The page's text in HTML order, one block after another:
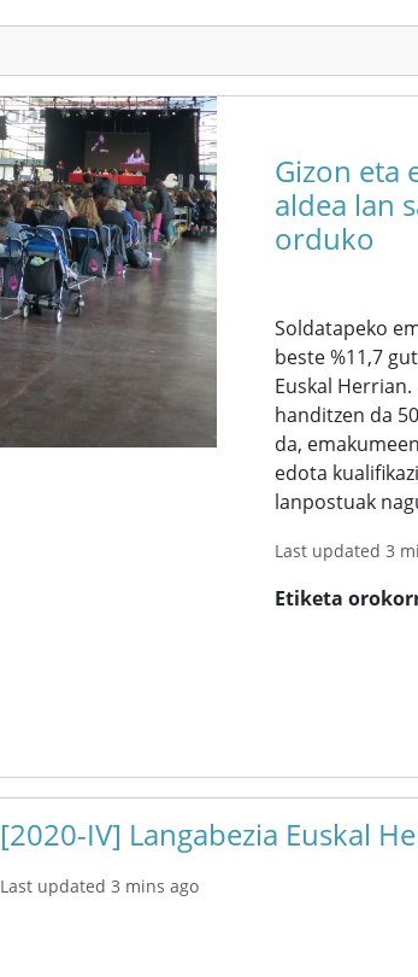
Gizon eta
aldea lan
orduko
Soldatapeko
beste %11,7
Euskal
handitzen da
da,
edota
lanpostuak
Last updated 3
Etiketa
[2020-IV] Langabezia Euskal
Last updated 3 mins ago